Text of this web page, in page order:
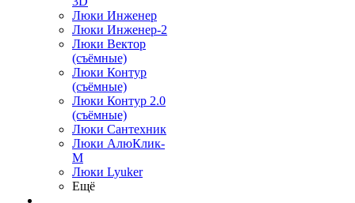
Люки Инженер
Люки Инженер-2
Люки Вектор
(съёмные)
Люки Контур
(съёмные)
Люки Контур 2.0
(съёмные)
Люки Сантехник
Люки АлюКлик-
М
Люки Lyuker
Ещё